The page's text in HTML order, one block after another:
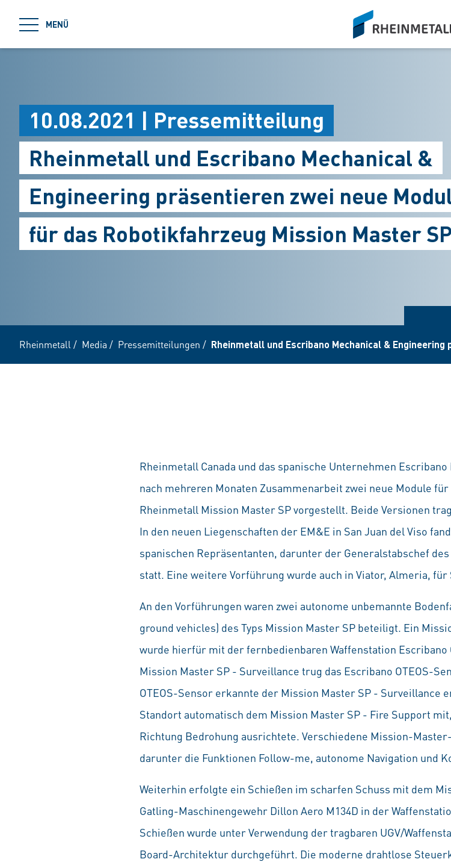
MENÜ
siteLogo
10.08.2021 | Pressemitteilung
Rheinmetall und Escribano Mechanical &
Engineering präsentieren zwei neue
für das Robotikfahrzeug Mission Master SP
Rheinmetall / Media / Pressemitteilungen / Rheinmetall und Escribano Mechanical &
Rheinmetall Canada und das spanische Unternehmen
nach mehreren Monaten Zusammenarbeit zwei neue Module
Rheinmetall Mission Master SP vorgestellt. Beide Versionen
In den neuen Liegenschaften der EM&E in San Juan del Viso
spanischen Repräsentanten, darunter der Generalstabschef
statt. Eine weitere Vorführung wurde auch in Viator, Almeria,
An den Vorführungen waren zwei autonome unbemannte
ground vehicles) des Typs Mission Master SP beteiligt. Ein
wurde hierfür mit der fernbedienbaren Waffenstation
Mission Master SP - Surveillance trug das Escribano OTEOS-
OTEOS-Sensor erkannte der Mission Master SP - Surveillance
Standort automatisch dem Mission Master SP - Fire Support
Richtung Bedrohung ausrichtete. Verschiedene Mission-
darunter die Funktionen Follow-me, autonome Navigation und
Weiterhin erfolgte ein Schießen im scharfen Schuss mit dem
Gatling-Maschinengewehr Dillon Aero M134D in der
Schießen wurde unter Verwendung der tragbaren UGV/
Board-Architektur durchgeführt. Die moderne drahtlose